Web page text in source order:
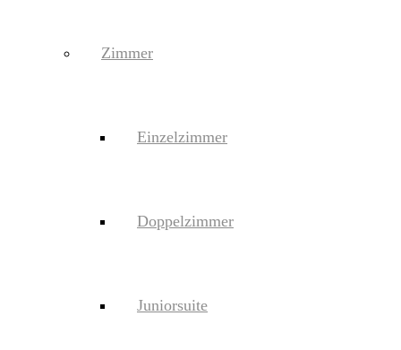
Zimmer
Einzelzimmer
Doppelzimmer
Juniorsuite